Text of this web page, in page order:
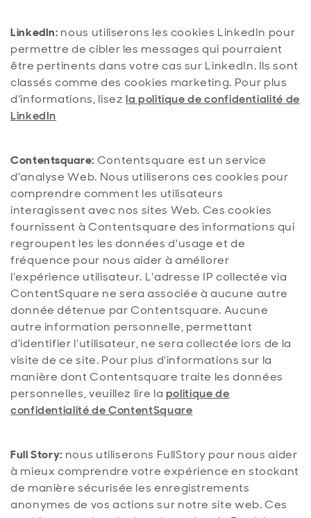
LinkedIn: nous utiliserons les cookies LinkedIn pour
permettre de cibler les messages qui pourraient
être pertinents dans votre cas sur LinkedIn. Ils sont
classés comme des cookies marketing. Pour plus
d'informations, lisezla politique de confidentialité de
LinkedIn
Contentsquare: Contentsquare est un service
d'analyse Web. Nous utiliserons ces cookies pour
comprendre comment les utilisateurs
interagissent avec nos sites Web. Ces cookies
fournissent à Contentsquare des informations qui
regroupent les les données d'usage et de
fréquence pour nous aider à améliorer
l'expérience utilisateur. L'adresse IP collectée via
ContentSquare ne sera associée à aucune autre
donnée détenue par Contentsquare. Aucune
autre information personnelle, permettant
d'identifier l'utilisateur, ne sera collectée lors de la
visite de ce site. Pour plus d'informations sur la
manière dont Contentsquare traite les données
personnelles, veuillez lire la politique de
confidentialité de ContentSquare
Full Story: nous utiliserons FullStory pour nous aider
à mieux comprendre votre expérience en stockant
de manière sécurisée les enregistrements
anonymes de vos actions sur notre site web. Ces